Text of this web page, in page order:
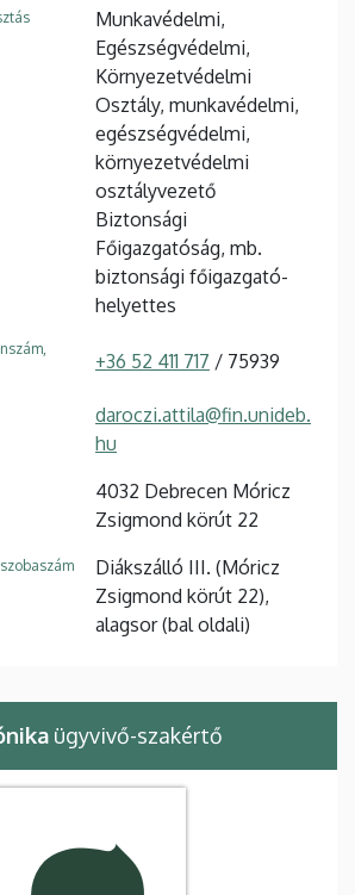
Munkavédelmi,
Egészségvédelmi,
Környezetvédelmi
Osztály, munkavédelmi,
egészségvédelmi,
környezetvédelmi
osztályvezető
Biztonsági
Főigazgatóság, mb.
biztonsági főigazgató-
helyettes
+36 52 411 717 / 75939
daroczi.attila@fin.unideb.
hu
4032 Debrecen Móricz
Zsigmond körút 22
Diákszálló III. (Móricz
Zsigmond körút 22),
alagsor (bal oldali)
ügyvivő-szakértő